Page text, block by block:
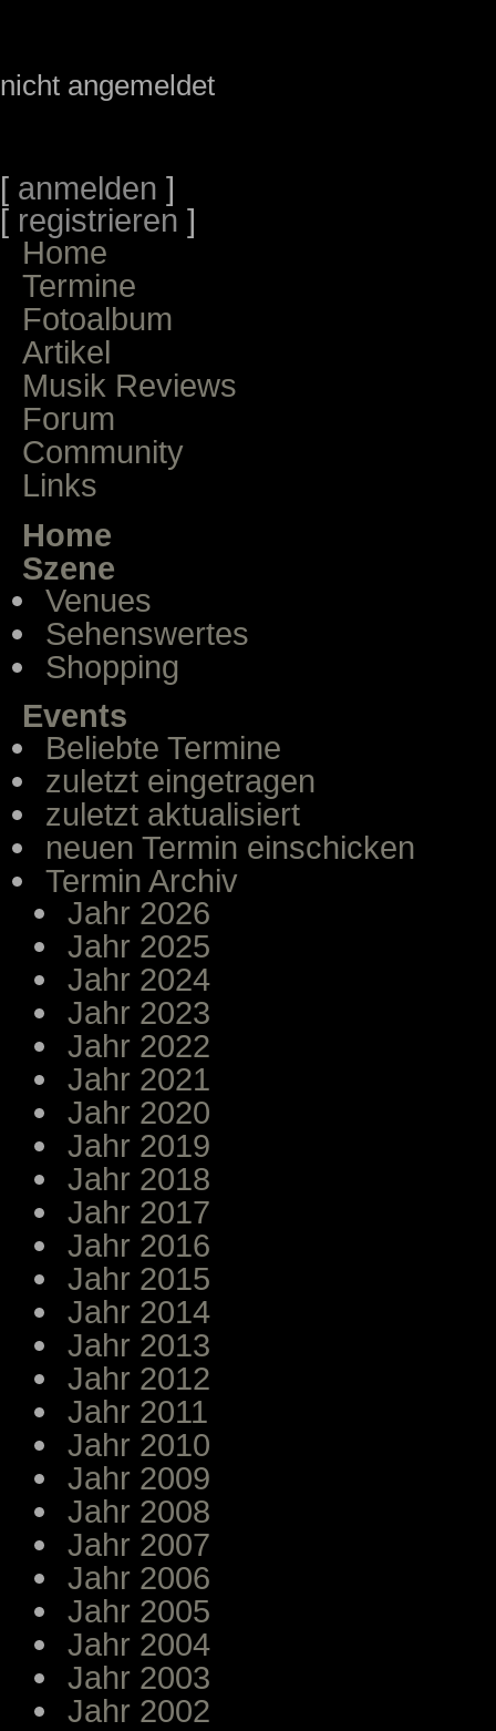
nicht angemeldet
[ anmelden ]
[ registrieren ]
Home
Termine
Fotoalbum
Artikel
Musik Reviews
Forum
Community
Links
Home
Szene
Venues
Sehenswertes
Shopping
Events
Beliebte Termine
zuletzt eingetragen
zuletzt aktualisiert
neuen Termin einschicken
Termin Archiv
Jahr 2026
Jahr 2025
Jahr 2024
Jahr 2023
Jahr 2022
Jahr 2021
Jahr 2020
Jahr 2019
Jahr 2018
Jahr 2017
Jahr 2016
Jahr 2015
Jahr 2014
Jahr 2013
Jahr 2012
Jahr 2011
Jahr 2010
Jahr 2009
Jahr 2008
Jahr 2007
Jahr 2006
Jahr 2005
Jahr 2004
Jahr 2003
Jahr 2002